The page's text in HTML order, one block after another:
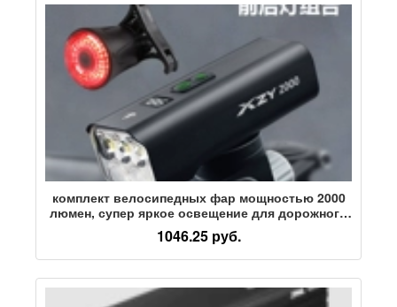
комплект велосипедных фар мощностью 2000
люмен, супер яркое освещение для дорожного
велосипеда, непромокаемые фары для ночной
езды, тормозные задние фонари walker cloud
1046.25 руб.